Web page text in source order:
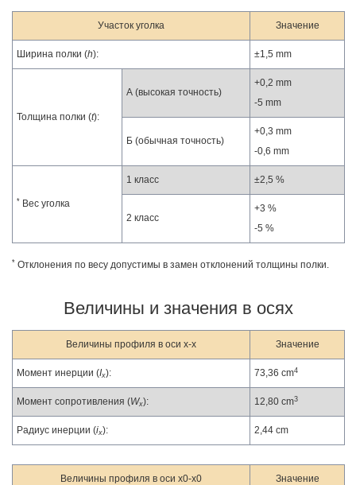
Участок уголка Значение
Ширина полки (h): ±1,5 mm
Толщина полки (t):
А (высокая точность)
+0,2 mm
-5 mm
Б (обычная точность)
+0,3 mm
-0,6 mm
* Вес уголка
1 класс ±2,5 %
2 класс
+3 %
-5 %
* Отклонения по весу допустимы в замен отклонений толщины полки.
Величины и значения в осях
Величины профиля в оси x-x Значение
Момент инерции (Ix): 73,36 cm4
Момент сопротивления (Wx): 12,80 cm3
Радиус инерции (ix): 2,44 cm
Величины профиля в оси x0-x0 Значение